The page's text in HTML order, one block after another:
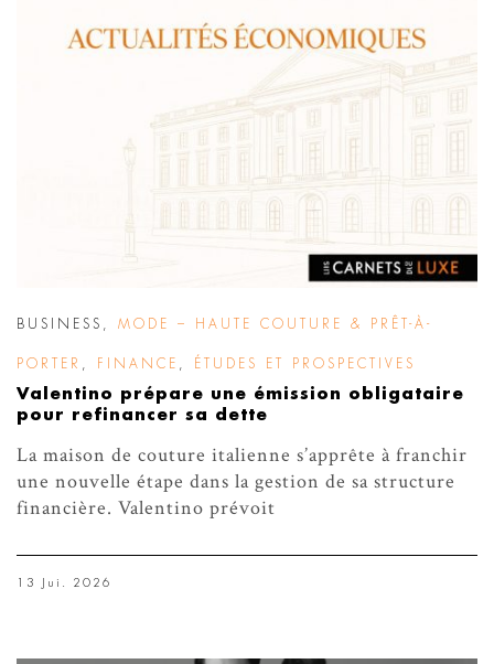
BUSINESS MODE – HAUTE COUTURE & PRÊT-À-
PORTER FINANCE ÉTUDES ET PROSPECTIVES
Valentino prépare une émission obligataire
pour refinancer sa dette
La maison de couture italienne s’apprête à franchir
une nouvelle étape dans la gestion de sa structure
financière. Valentino prévoit
13 Jui. 2026